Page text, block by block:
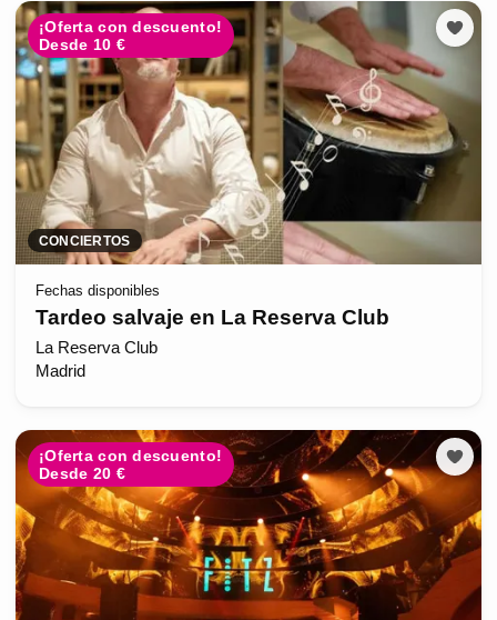
¡Oferta con descuento!
Desde 10 €
CONCIERTOS
Fechas disponibles
Tardeo salvaje en La Reserva Club
La Reserva Club
Madrid
¡Oferta con descuento!
Desde 20 €